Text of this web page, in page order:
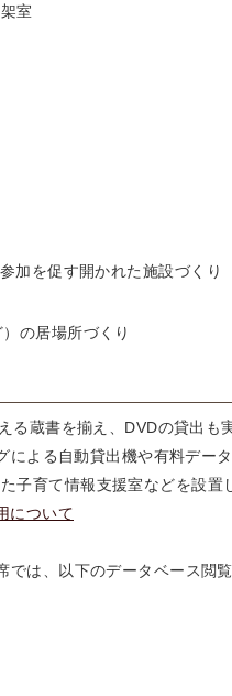
室
加を促す開かれた施設づくり
の居場所づくり
蔵書を揃え、DVDの貸出も
による自動貸出機や有料デー
子育て情報支援室などを設置
について
は、以下のデータベース閲覧